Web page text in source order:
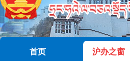
首页 沪办之窗